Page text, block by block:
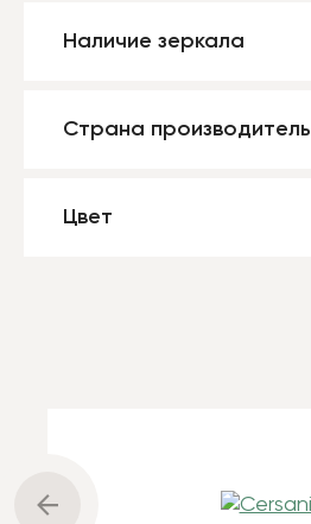
Наличие зеркала
Страна производитель
Цвет